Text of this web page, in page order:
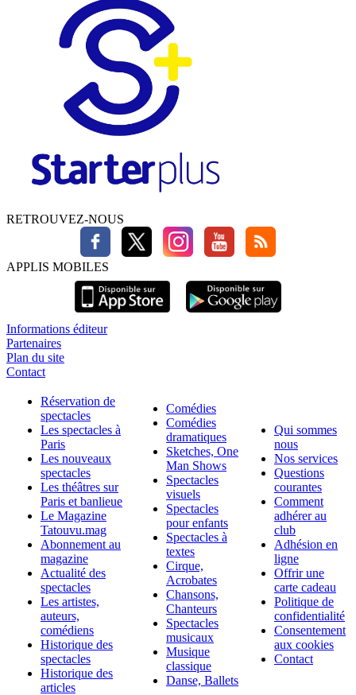
RETROUVEZ-NOUS
APPLIS MOBILES
Informations éditeur
Partenaires
Plan du site
Contact
Réservation de
spectacles
Les spectacles à
Paris
Les nouveaux
spectacles
Les théâtres sur
Paris et banlieue
Le Magazine
Tatouvu.mag
Abonnement au
magazine
Actualité des
spectacles
Les artistes,
auteurs,
comédiens
Historique des
spectacles
Historique des
articles
Comédies
Comédies
dramatiques
Sketches, One
Man Shows
Spectacles
visuels
Spectacles
pour enfants
Spectacles à
textes
Cirque,
Acrobates
Chansons,
Chanteurs
Spectacles
musicaux
Musique
classique
Danse, Ballets
Qui sommes
nous
Nos services
Questions
courantes
Comment
adhérer au
club
Adhésion en
ligne
Offrir une
carte cadeau
Politique de
confidentialité
Consentement
aux cookies
Contact